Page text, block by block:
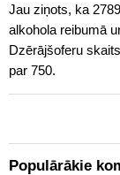
Jau ziņots, ka
alkohola reibumā
Dzērājšoferu
par 750.
Populārākie